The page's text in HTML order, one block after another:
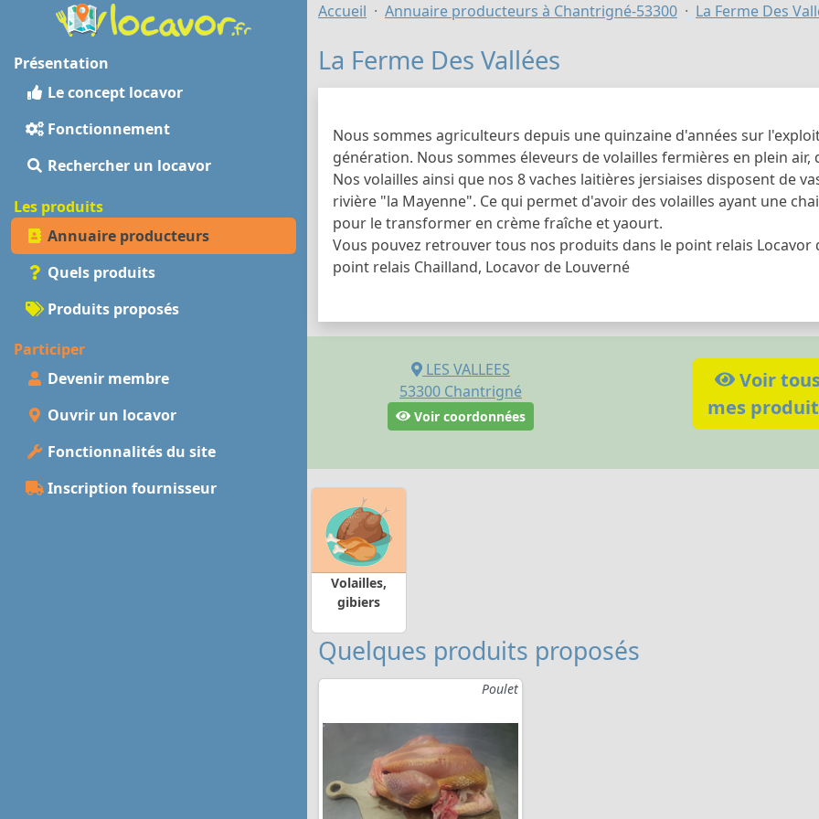
Présentation
Le concept locavor
Fonctionnement
Rechercher un locavor
Les produits
Annuaire producteurs
Quels produits
Produits proposés
Participer
Devenir membre
Ouvrir un locavor
Fonctionnalités du site
Inscription fournisseur
Accueil Annuaire producteurs à Chantrigné-53300 La Ferme Des
La Ferme Des Vallées
Nous sommes agriculteurs depuis une quinzaine d'années sur
génération. Nous sommes éleveurs de volailles fermières en plein
Nos volailles ainsi que nos 8 vaches laitières jersiaises disposent de
rivière "la Mayenne". Ce qui permet d'avoir des volailles ayant une
pour le transformer en crème fraîche et yaourt.
Vous pouvez retrouver tous nos produits dans le point relais Locavor
point relais Chailland, Locavor de Louverné
LES VALLEES
53300 Chantrigné
Voir coordonnées
Voir
mes
Volailles,
gibiers
Quelques produits proposés
Poulet